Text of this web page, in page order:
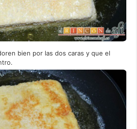
bien por las dos caras y que el